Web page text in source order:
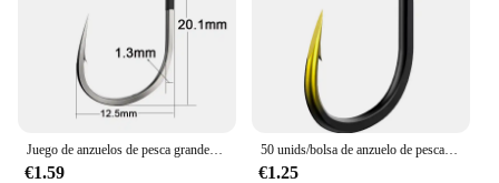
€1.59
50 unids/bolsa de anzuelo de pesca de aleación de tungsteno, señuelos individuales, aparejos de pesca de carpa, anzuelos de colores con púas, accesorios de pesca
€1.25